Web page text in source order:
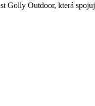
Golly Outdoor, která